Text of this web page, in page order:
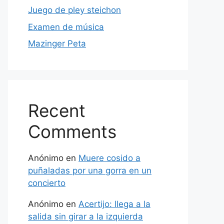
Juego de pley steichon
Examen de música
Mazinger Peta
Recent
Comments
Anónimo en Muere cosido a
puñaladas por una gorra en un
concierto
Anónimo en Acertijo: llega a la
salida sin girar a la izquierda